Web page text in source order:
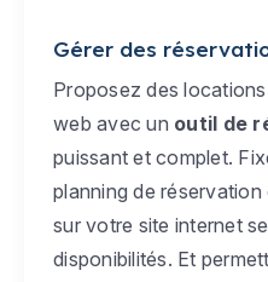
Gérer des
Proposez des
web avec un outil de
puissant et complet.
planning de
sur votre site internet
disponibilités. Et